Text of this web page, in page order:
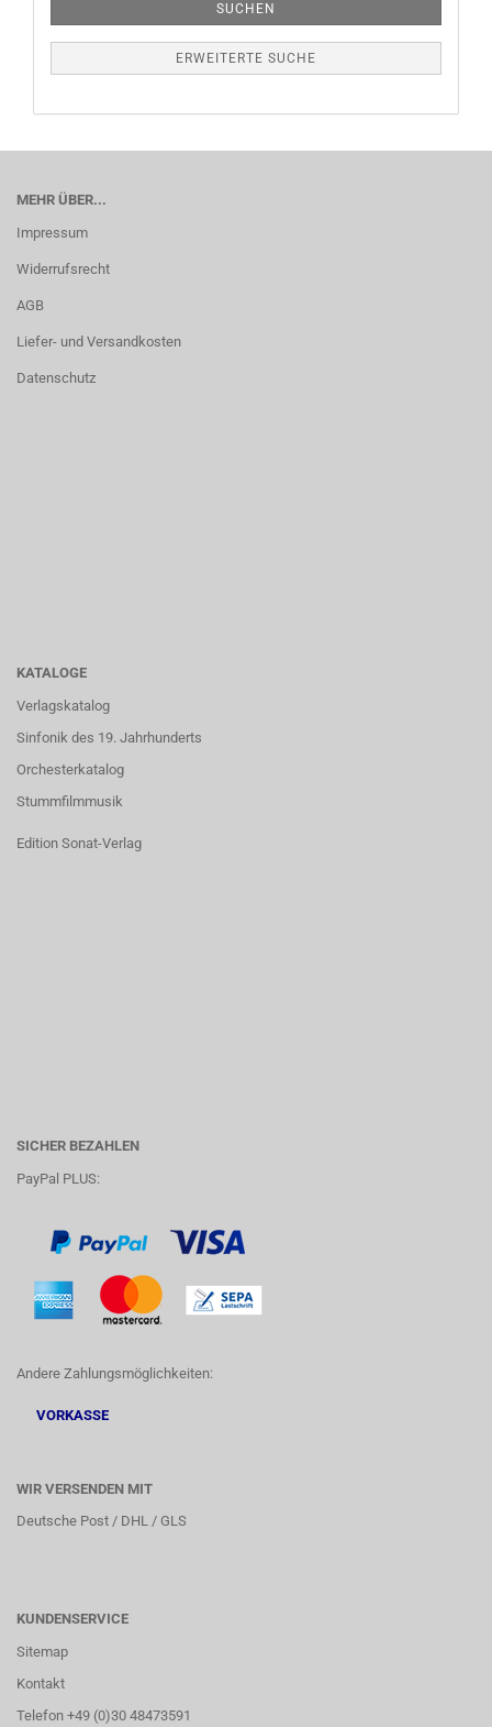
SUCHEN
ERWEITERTE SUCHE
MEHR ÜBER...
Impressum
Widerrufsrecht
AGB
Liefer- und Versandkosten
Datenschutz
KATALOGE
Verlagskatalog
Sinfonik des 19. Jahrhunderts
Orchesterkatalog
Stummfilmmusik
Edition Sonat-Verlag
SICHER BEZAHLEN
PayPal PLUS:
Andere Zahlungsmöglichkeiten:
VORKASSE
WIR VERSENDEN MIT
Deutsche Post / DHL / GLS
KUNDENSERVICE
Sitemap
Kontakt
Telefon +49 (0)30 48473591